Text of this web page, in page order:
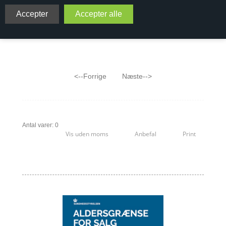
Viniversas udvalg af vine på Silvaner
<--Forrige Næste-->
Antal varer: 0
Vis uden moms Anbefal Print